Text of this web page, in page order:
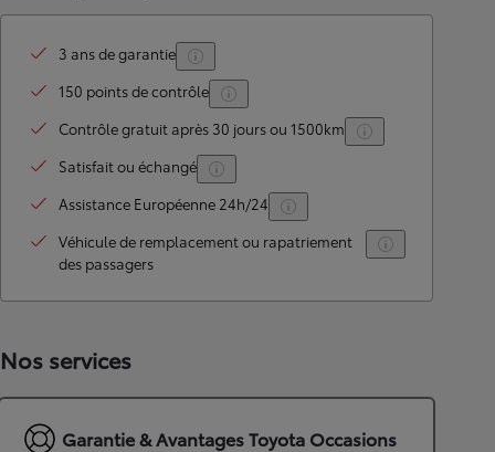
3 ans de garantie
150 points de contrôle
Contrôle gratuit après 30 jours ou 1500km
Satisfait ou échangé
Assistance Européenne 24h/24
Véhicule de remplacement ou rapatriement
des passagers
Nos services
Garantie & Avantages Toyota Occasions